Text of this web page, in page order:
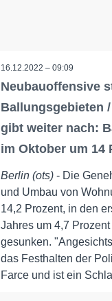
16.12.2022 – 09:09
Neubauoffensive
Ballungsgebieten
gibt weiter nach:
im Oktober um 14
Berlin (ots) - Die
und Umbau von
14,2 Prozent, in den
Jahres um 4,7
gesunken.
das Festhalten der
Farce und ist ein